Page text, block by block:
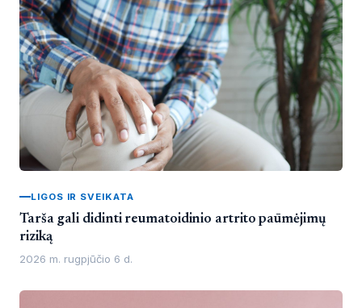
LIGOS IR SVEIKATA
Tarša gali didinti reumatoidinio artrito paūmėjimų
riziką
2026 m. rugpjūčio 6 d.